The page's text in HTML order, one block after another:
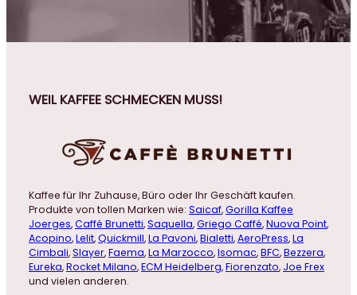
WEIL KAFFEE SCHMECKEN MUSS!
Kaffee für Ihr Zuhause, Büro oder Ihr Geschäft kaufen.
Produkte von tollen Marken wie: Saicaf,Gorilla Kaffee
Joerges,Caffé Brunetti,Saquella,Griego Caffé,Nuova Point,
Acopino,Lelit,Quickmill,La Pavoni,Bialetti,AeroPress,La
Cimbali,Slayer,Faema,La Marzocco,Isomac,BFC,Bezzera,
Eureka,Rocket Milano,ECM Heidelberg,Fiorenzato, Joe Frex
und vielen anderen.